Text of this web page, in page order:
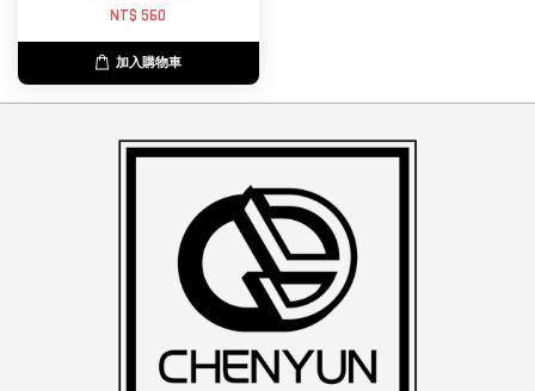
NT$ 560
加入購物車